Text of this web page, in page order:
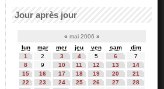
Jour après jour
« mai 2006 »
lun
mar mer jeu ven sam
dim
1
2 3 4 5 6
7
8
9 10 11 12 13
14
15
16 17 18 19 20
21
22
23 24 25 26 27
28